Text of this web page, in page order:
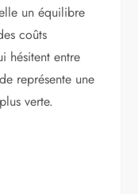
un équilibre
coûts
hésitent entre
représente une
verte.